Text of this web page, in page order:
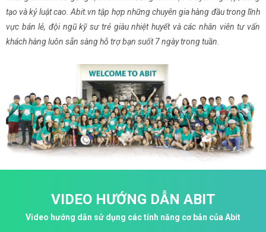
tạo và kỷ luật cao. Abit.vn tập hợp những chuyên gia hàng đầu trong lĩnh
vực bán lẻ, đội ngũ kỹ sư trẻ giàu nhiệt huyết và các nhân viên tư vấn
khách hàng luôn sẵn sàng hỗ trợ bạn suốt 7 ngày trong tuần.
VIDEO HƯỚNG DẪN ABIT
Video hướng dẫn sử dụng các tính năng cơ bản của Abit